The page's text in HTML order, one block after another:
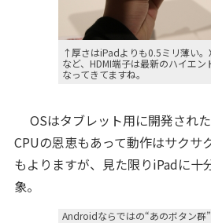
↑厚さはiPadよりも0.5ミリ薄い
など、HDMI端子は最新のハイエン
なってきてますね。
OSはタブレット用に開発され
CPUの恩恵もあって動作はサクサ
もよりますが、見た限りiPadに十
象。
Androidならではの“あのボタン群